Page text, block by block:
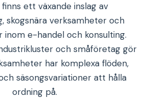
ett växande inslag av
skogsnära verksamheter och
e-handel och konsulting.
och småföretag gör
har komplexa flöden,
säsongsvariationer att hålla
ordning på.